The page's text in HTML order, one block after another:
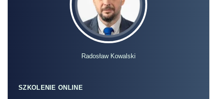
Radosław Kowalski
SZKOLENIE ONLINE